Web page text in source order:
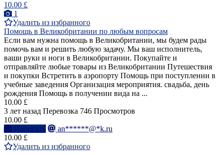
10.00 £
1
Удалить из избранного
Помощь в Великобритании по любым вопросам
Если вам нужна помощь в Великобритании, мы будем рады
помочь вам и решить любую задачу. Мы ваш исполнитель,
ваши руки и ноги в Великобритании. Покупайте и
отправляйте любые товары из Великобритании Путешествия
и покупки Встретить в аэропорту Помощь при поступлении в
учебные заведения Организация мероприятия. свадьба, день
рождения Помощь в получении вида на ...
10.00 £
3 лет назад Перевозка 746 Просмотров
10.00 £
Написать
an******@*k.ru
10.00 £
Удалить из избранного